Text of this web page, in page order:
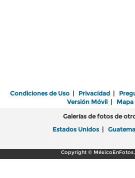
Condiciones de Uso | Privacidad |
Versión Móvil| Mapa
Galerías de fotos de
Estados Unidos |
Copyright ©